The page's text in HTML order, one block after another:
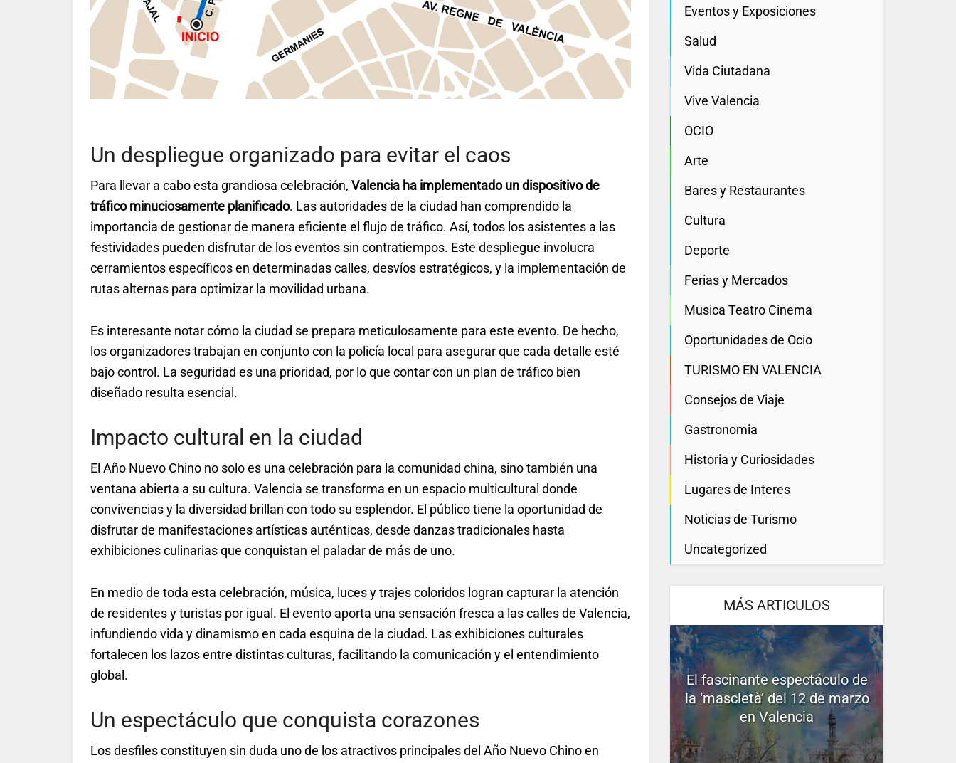
Un despliegue organizado para evitar el caos
Para llevar a cabo esta grandiosa celebración, Valencia ha implementado un dispositivo de
tráfico minuciosamente planificado. Las autoridades de la ciudad han comprendido la
importancia de gestionar de manera eficiente el flujo de tráfico. Así, todos los asistentes a las
festividades pueden disfrutar de los eventos sin contratiempos. Este despliegue involucra
cerramientos específicos en determinadas calles, desvíos estratégicos, y la implementación de
rutas alternas para optimizar la movilidad urbana.
Es interesante notar cómo la ciudad se prepara meticulosamente para este evento. De hecho,
los organizadores trabajan en conjunto con la policía local para asegurar que cada detalle esté
bajo control. La seguridad es una prioridad, por lo que contar con un plan de tráfico bien
diseñado resulta esencial.
Impacto cultural en la ciudad
El Año Nuevo Chino no solo es una celebración para la comunidad china, sino también una
ventana abierta a su cultura. Valencia se transforma en un espacio multicultural donde
convivencias y la diversidad brillan con todo su esplendor. El público tiene la oportunidad de
disfrutar de manifestaciones artísticas auténticas, desde danzas tradicionales hasta
exhibiciones culinarias que conquistan el paladar de más de uno.
En medio de toda esta celebración, música, luces y trajes coloridos logran capturar la atención
de residentes y turistas por igual. El evento aporta una sensación fresca a las calles de Valencia,
infundiendo vida y dinamismo en cada esquina de la ciudad. Las exhibiciones culturales
fortalecen los lazos entre distintas culturas, facilitando la comunicación y el entendimiento
global.
Un espectáculo que conquista corazones
Los desfiles constituyen sin duda uno de los atractivos principales del Año Nuevo Chino en
Eventos y Exposiciones
Salud
Vida Ciutadana
Vive Valencia
OCIO
Arte
Bares y Restaurantes
Cultura
Deporte
Ferias y Mercados
Musica Teatro Cinema
Oportunidades de Ocio
TURISMO EN VALENCIA
Consejos de Viaje
Gastronomia
Historia y Curiosidades
Lugares de Interes
Noticias de Turismo
Uncategorized
MÁS ARTICULOS
El fascinante espectáculo de
la ‘mascletà’ del 12 de marzo
en Valencia